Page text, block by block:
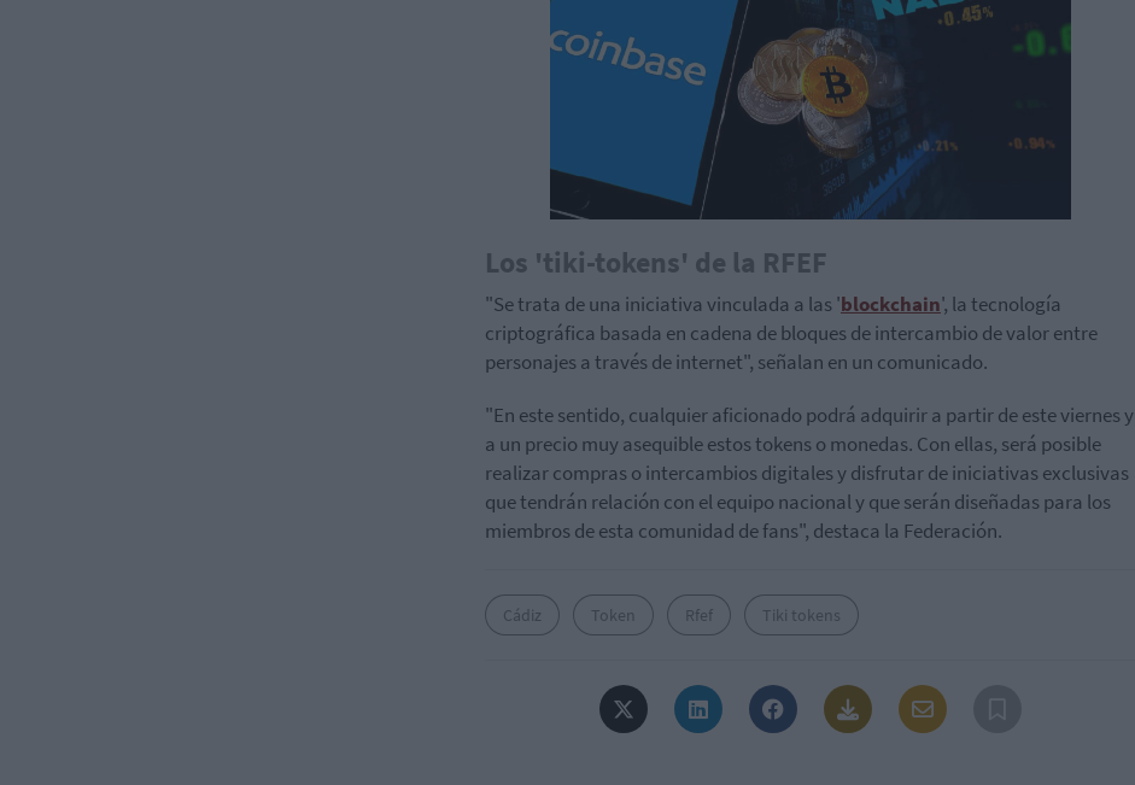
Los 'tiki-tokens' de la RFEF
"Se trata de una iniciativa vinculada a las 'blockchain', la tecnología
criptográfica basada en cadena de bloques de intercambio de valor entre
personajes a través de internet", señalan en un comunicado.
"En este sentido, cualquier aficionado podrá adquirir a partir de este viernes y
a un precio muy asequible estos tokens o monedas. Con ellas, será posible
realizar compras o intercambios digitales y disfrutar de iniciativas exclusivas
que tendrán relación con el equipo nacional y que serán diseñadas para los
miembros de esta comunidad de fans", destaca la Federación.
Cádiz Token Rfef Tiki tokens